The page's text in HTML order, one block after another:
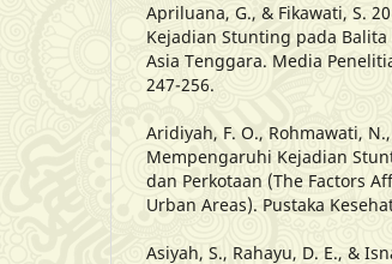
Apriluana, G., & Fikawati, S.
Kejadian Stunting pada
Asia Tenggara. Media
247-256.
Aridiyah, F. O., Rohmawati,
Mempengaruhi Kejadian
dan Perkotaan (The Factors
Urban Areas). Pustaka
Asiyah, S., Rahayu, D. E., &